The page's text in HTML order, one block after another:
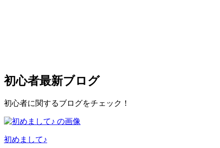
初心者最新ブログ
初心者に関するブログをチェック！
初めまして♪